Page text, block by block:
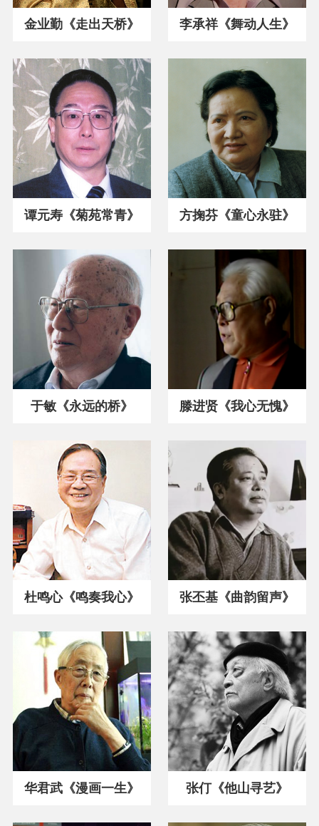
金业勤《走出天桥》 李承祥《舞动人生》
谭元寿《菊苑常青》 方掬芬《童心永驻》
于敏《永远的桥》 滕进贤《我心无愧》
杜鸣心《鸣奏我心》 张丕基《曲韵留声》
华君武《漫画一生》 张仃《他山寻艺》